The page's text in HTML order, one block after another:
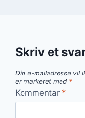
Skriv et
Din e-mailadresse vil
er markeret med *
Kommentar *